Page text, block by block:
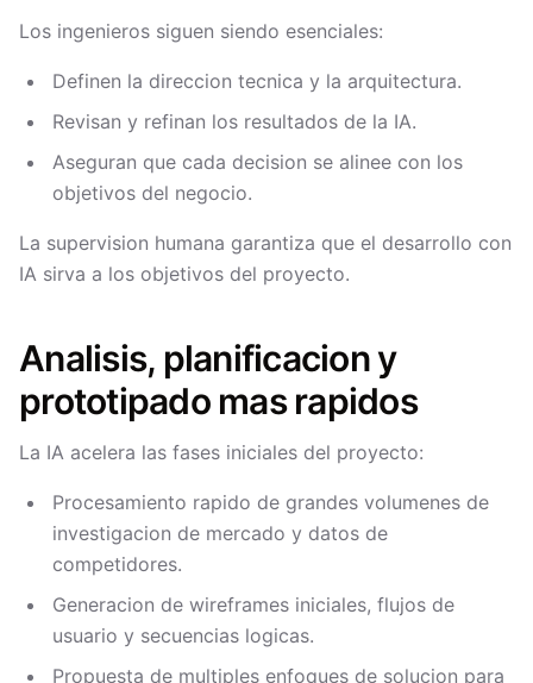
Los ingenieros siguen siendo esenciales:
Definen la direccion tecnica y la arquitectura.
Revisan y refinan los resultados de la IA.
Aseguran que cada decision se alinee con los
objetivos del negocio.
La supervision humana garantiza que el desarrollo con
IA sirva a los objetivos del proyecto.
Analisis, planificacion y
prototipado mas rapidos
La IA acelera las fases iniciales del proyecto:
Procesamiento rapido de grandes volumenes de
investigacion de mercado y datos de
competidores.
Generacion de wireframes iniciales, flujos de
usuario y secuencias logicas.
Propuesta de multiples enfoques de solucion para